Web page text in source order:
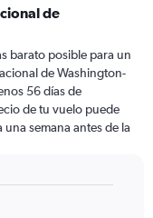
de
barato posible para un
de Washington-
56 días de
de tu vuelo puede
semana antes de la